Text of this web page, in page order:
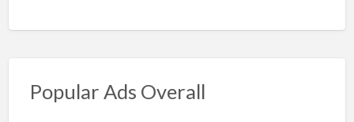
Popular Ads Overall